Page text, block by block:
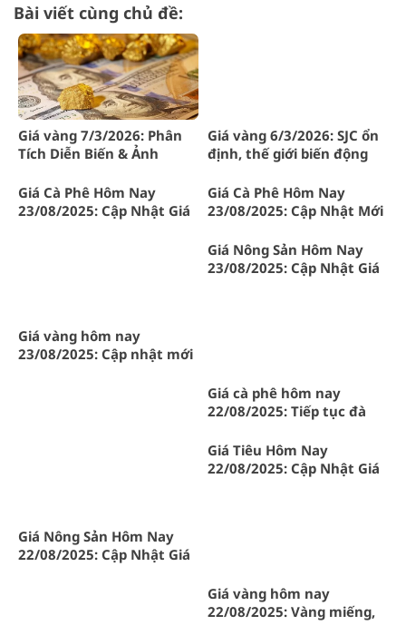
Bài viết cùng chủ đề:
Giá vàng 7/3/2026: Phân
Tích Diễn Biến & Ảnh
Giá vàng 6/3/2026: SJC ổn
định, thế giới biến động
Giá Cà Phê Hôm Nay
23/08/2025: Cập Nhật Giá
Giá Cà Phê Hôm Nay
23/08/2025: Cập Nhật Mới
Giá vàng hôm nay
23/08/2025: Cập nhật mới
Giá Nông Sản Hôm Nay
23/08/2025: Cập Nhật Giá
Giá cà phê hôm nay
22/08/2025: Tiếp tục đà
Giá Nông Sản Hôm Nay
22/08/2025: Cập Nhật Giá
Giá Tiêu Hôm Nay
22/08/2025: Cập Nhật Giá
Giá vàng hôm nay
22/08/2025: Vàng miếng,